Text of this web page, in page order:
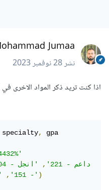
Jumaa
نشر28 نوفمبر 2023
اذا كنت تريد ذكر المواد الاخرى في
specialty,
gpa
'داعم - 221' , 'انجل - 204'
- 151'
, 'شبكا - 121')